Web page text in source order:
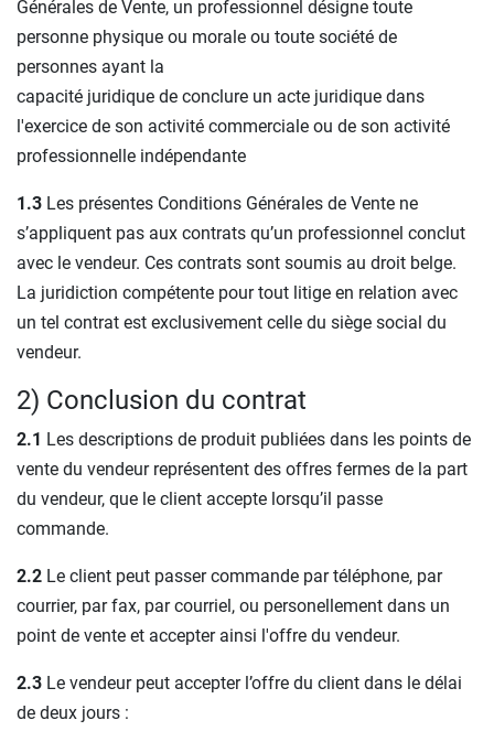
Générales de Vente, un professionnel désigne toute
personne physique ou morale ou toute société de
personnes ayant la
capacité juridique de conclure un acte juridique dans
l'exercice de son activité commerciale ou de son activité
professionnelle indépendante
1.3 Les présentes Conditions Générales de Vente ne
s’appliquent pas aux contrats qu’un professionnel conclut
avec le vendeur. Ces contrats sont soumis au droit belge.
La juridiction compétente pour tout litige en relation avec
un tel contrat est exclusivement celle du siège social du
vendeur.
2) Conclusion du contrat
2.1 Les descriptions de produit publiées dans les points de
vente du vendeur représentent des offres fermes de la part
du vendeur, que le client accepte lorsqu’il passe
commande.
2.2 Le client peut passer commande par téléphone, par
courrier, par fax, par courriel, ou personellement dans un
point de vente et accepter ainsi l'offre du vendeur.
2.3 Le vendeur peut accepter l’offre du client dans le délai
de deux jours :